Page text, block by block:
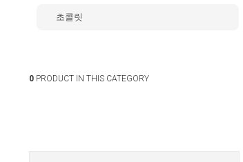
초콜릿
0 PRODUCT IN THIS CATEGORY